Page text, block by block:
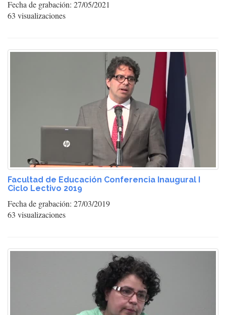
Fecha de grabación: 27/05/2021
63 visualizaciones
Facultad de Educación Conferencia Inaugural I
Ciclo Lectivo 2019
Fecha de grabación: 27/03/2019
63 visualizaciones